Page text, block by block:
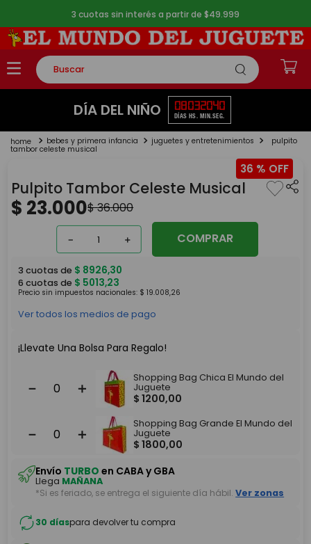
3 cuotas sin interés a partir de $49.999
Buscar
TÉRMINOS MÁS BUSCADOS
2.
lego
4 .
monopatin
5. toy story
DÍA DEL NIÑO 08
DÍAS
03
HS.
20
MIN.
40
SEG.
bebes y primera infancia juguetes y entretenimientos pulpito
tambor celeste musical
36 %
Pulpito Tambor Celeste Musical
$ 23.000$36.000
＋
－ COMPRAR
3 cuotas de $ 8926,30
6 cuotas de $ 5013,23
Precio sin impuestos nacionales: $ 19.008,26
Ver todos los medios de pago
¡Llevate Una Bolsa Para Regalo!
＋
－
Shopping Bag Chica El Mundo del
Juguete
$ 1200,00
＋
－
Shopping Bag Grande El Mundo del
Juguete
$ 1800,00
Envío TURBO en CABA y GBA
Llega MAÑANA
*Si es feriado, se entrega el siguiente día hábil. Ver zonas
30 díaspara devolver tu compra